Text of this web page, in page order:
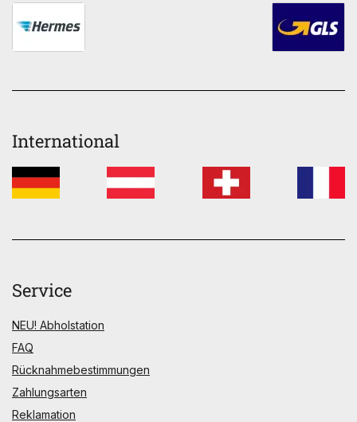
International
Service
NEU! Abholstation
FAQ
Rücknahmebestimmungen
Zahlungsarten
Reklamation